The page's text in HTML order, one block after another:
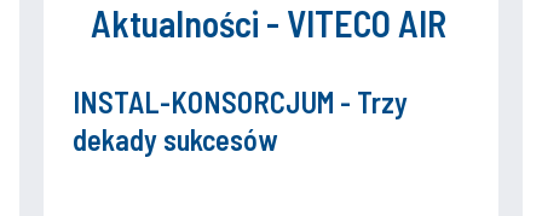
Aktualności - VITECO AIR
INSTAL-KONSORCJUM - Trzy
dekady sukcesów